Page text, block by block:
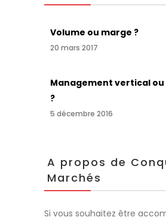
Volume ou marge ?
20 mars 2017
Management vertical
?
5 décembre 2016
A propos de
Marchés
Si vous souhaitez être